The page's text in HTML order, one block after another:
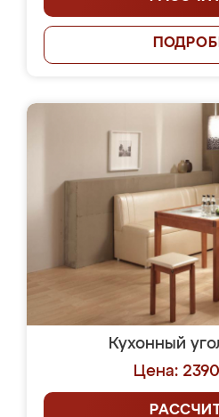
Кухонный
Цена: